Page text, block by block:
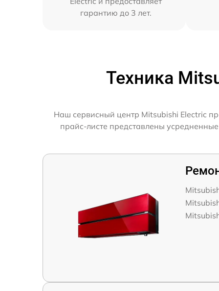
гарантию до 3 лет.
Техника
Наш сервисный центр Mitsubishi Electric
прайс-листе представлены